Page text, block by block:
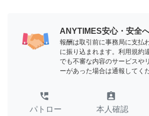
ANYTIMES安心・安全
報酬は取引前に事務局に支払
に振り込まれます。利用規約
でも不審な内容のサービスや
ーがあった場合は通報してく
perm_phone_msg
パトロー
assignment_ind
本人確認